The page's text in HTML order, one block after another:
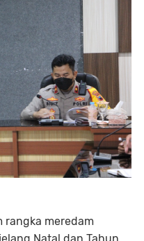
rangka meredam
Natal dan Tahun